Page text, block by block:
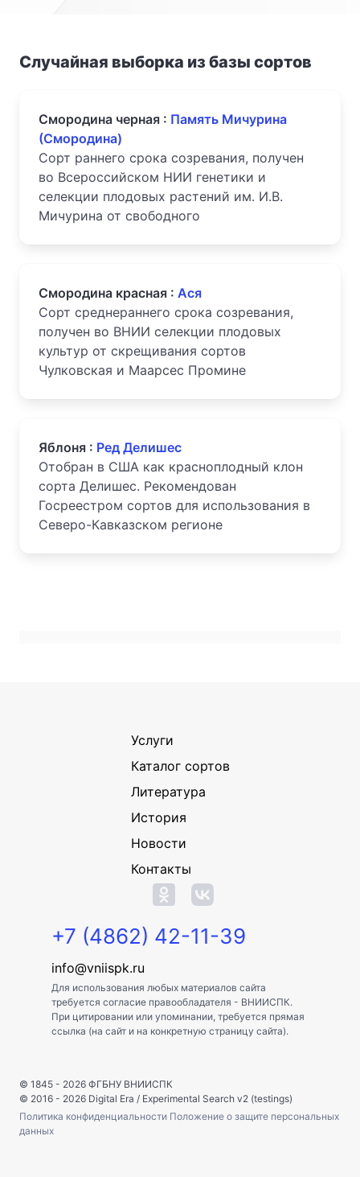
Случайная выборка из базы сортов
Смородина черная : Память Мичурина
(Смородина)
Сорт раннего срока созревания, получен
во Всероссийском НИИ генетики и
селекции плодовых растений им. И.В.
Мичурина от свободного
Смородина красная : Ася
Сорт среднераннего срока созревания,
получен во ВНИИ селекции плодовых
культур от скрещивания сортов
Чулковская и Маарсес Промине
Яблоня : Ред Делишес
Отобран в США как красноплодный клон
сорта Делишес. Рекомендован
Госреестром сортов для использования в
Северо-Кавказском регионе
Услуги
Каталог сортов
Литература
История
Новости
Контакты
+7 (4862) 42-11-39
info@vniispk.ru
Для использования любых материалов сайта
требуется согласие правообладателя - ВНИИСПК.
При цитировании или упоминании, требуется прямая
ссылка (на сайт и на конкретную страницу сайта).
© 1845 - 2026 ФГБНУ ВНИИСПК
© 2016 - 2026 Digital Era / Experimental Search v2 (testings)
Политика конфиденциальности Положение о защите персональных
данных